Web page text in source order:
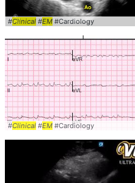
#Clinical #EM #Cardiology
#Clinical #EM #Cardiology